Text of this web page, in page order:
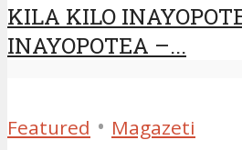
KILA KILO
INAYOPOTEA –...
Featured • Magazeti